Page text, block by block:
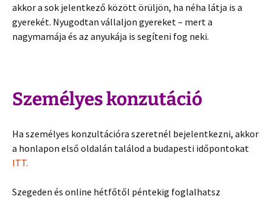
akkor a sok jelentkező között örüljön, ha néha látja is a
gyerekét. Nyugodtan vállaljon gyereket – mert a
nagymamája és az anyukája is segíteni fog neki.
Személyes konzutáció
Ha személyes konzultációra szeretnél bejelentkezni, akkor
a honlapon első oldalán találod a budapesti időpontokat
ITT.
Szegeden és online hétfőtől péntekig foglalhatsz